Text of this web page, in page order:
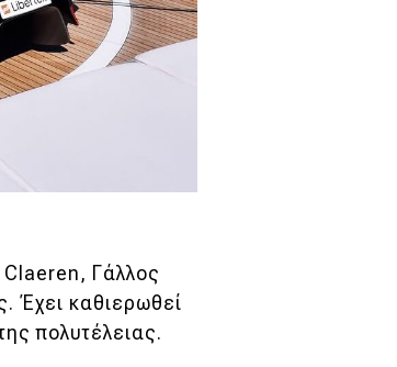
Γάλλος
Έχει καθιερωθεί
πολυτέλειας.